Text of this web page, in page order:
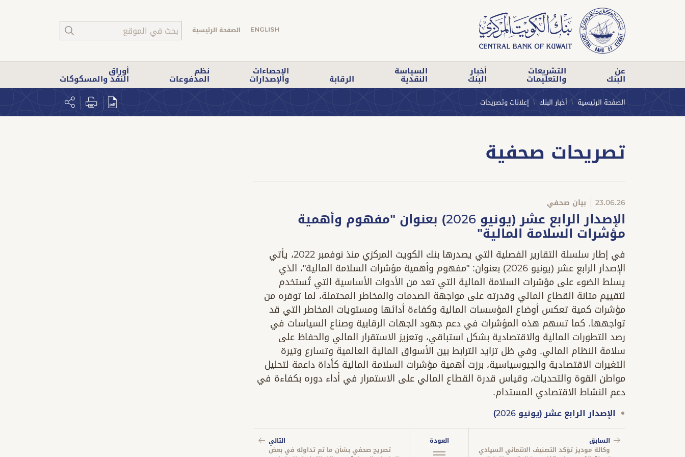
الصفحة الرئيسية
عن
البنك
التشريعات
والتعليمات
أخبار
البنك
السياسة
النقدية الرقابة
الإحصاءات
والإصدارات
نظم
المدفوعات
أوراق
النقد والمسكوكات
الصفحة الرئيسية أخبار البنك إعلانات وتصريحات
تصريحات صحفية
23.06.26 بيان صحفي
الإصدار الرابع عشر (يونيو 2026) بعنوان "مفهوم وأهمية
مؤشرات السلامة المالية"
في إطار سلسلة التقارير الفصلية التي يصدرها بنك الكويت المركزي منذ نوفمبر 2022، يأتي
الإصدار الرابع عشر (يونيو 2026) بعنوان: "مفهوم وأهمية مؤشرات السلامة المالية"، الذي
يسلط الضوء على مؤشرات السلامة المالية التي تعد من الأدوات الأساسية التي تُستخدم
لتقييم متانة القطاع المالي وقدرته على مواجهة الصدمات والمخاطر المحتملة، لما توفره من
مؤشرات كمية تعكس أوضاع المؤسسات المالية وكفاءة أدائها ومستويات المخاطر التي قد
تواجهها. كما تسهم هذه المؤشرات في دعم جهود الجهات الرقابية وصناع السياسات في
رصد التطورات المالية والاقتصادية بشكل استباقي، وتعزيز الاستقرار المالي والحفاظ على
سلامة النظام المالي. وفي ظل تزايد الترابط بين الأسواق المالية العالمية وتسارع وتيرة
التغيرات الاقتصادية والجيوسياسية، برزت أهمية مؤشرات السلامة المالية كأداة داعمة لتحليل
مواطن القوة والتحديات، وقياس قدرة القطاع المالي على الاستمرار في أداء دوره بكفاءة في
دعم النشاط الاقتصادي المستدام.
الإصدار الرابع عشر (يونيو 2026)
السابق
وكالة موديز تؤكد التصنيف الائتماني السيادي
العودة
التالي
تصريح صحفي بشأن ما تم تداوله في بعض